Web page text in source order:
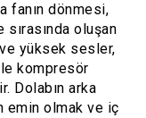
fanın dönmesi,
oluşan
yüksek sesler,
kompresör
Dolabın arka
emin olmak ve iç